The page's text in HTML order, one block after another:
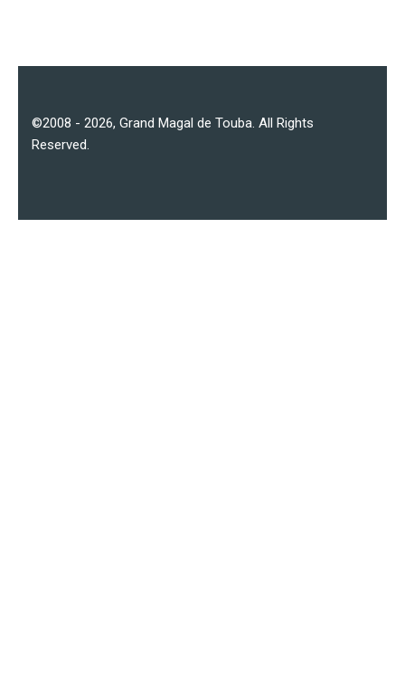
©2008 - 2026, Grand Magal de Touba . All Rights
Reserved.